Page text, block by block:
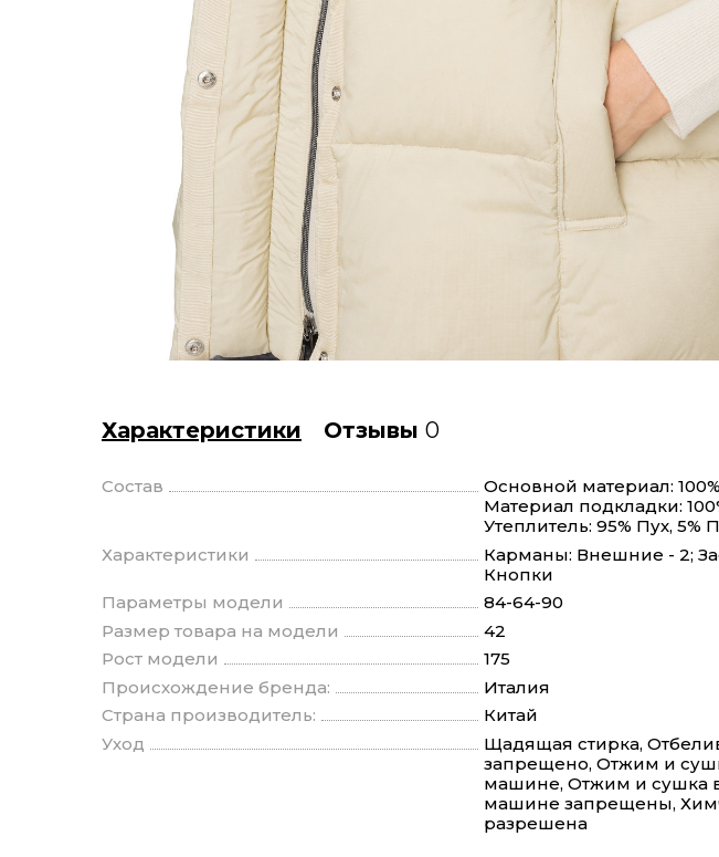
Характеристики Отзывы 0
Состав
Основной материал:
Материал подкладки:
Утеплитель: 95% Пух, 5%
Характеристики
Карманы: Внешние - 2;
Кнопки
Параметры модели
84-64-90
Размер товара на модели
42
Рост модели
175
Происхождение бренда:
Италия
Страна производитель:
Китай
Уход
Щадящая стирка,
запрещено, Отжим и
машине, Отжим и сушка
машине запрещены,
разрешена